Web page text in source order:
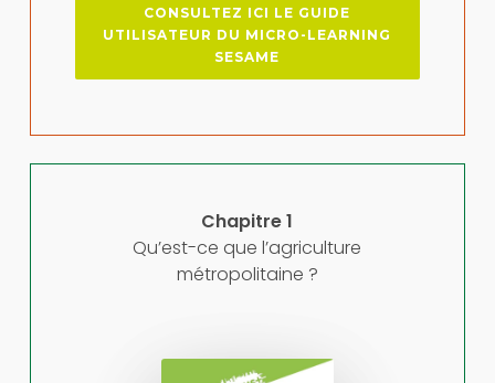
CONSULTEZ ICI LE GUIDE
UTILISATEUR DU MICRO-LEARNING
SESAME
Chapitre 1
Qu’est-ce que l’agriculture
métropolitaine ?